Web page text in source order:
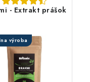
- Extrakt prášok
výroba